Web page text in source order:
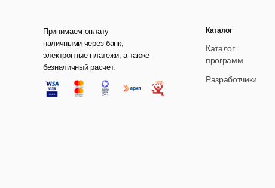
Принимаем оплату
наличными через банк,
электронные платежи, а также
безналичный расчет.
Каталог
Каталог
программ
Разработчики